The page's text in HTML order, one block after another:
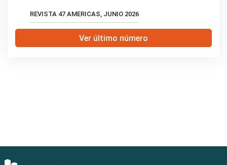
REVISTA 47 AMERICAS, JUNIO 2026
Ver último número